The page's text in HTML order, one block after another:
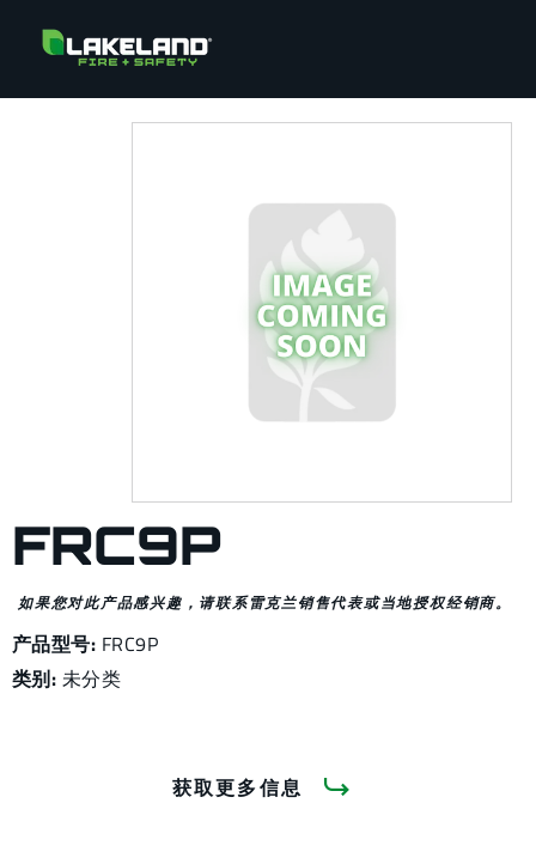
FRC9P
如果您对此产品感兴趣，请联系雷克兰销售代表或当地授权经销商。
产品型号: FRC9P
类别: 未分类
获取更多信息